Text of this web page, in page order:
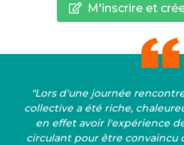
M'inscrire et
"Lors d'une journée
collective a été riche,
en effet avoir l'expérience
circulant pour être convaincu